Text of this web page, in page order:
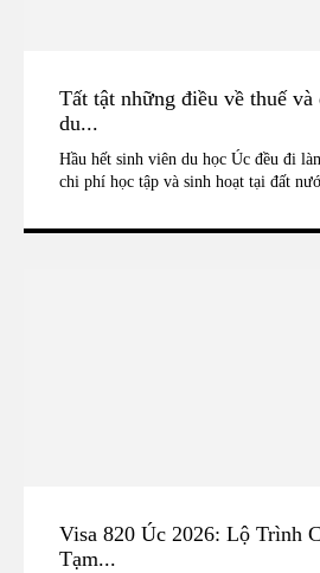
Tất tật những điều về thuế và
du...
Hầu hết sinh viên du học Úc đều đi
chi phí học tập và sinh hoạt tại đất
Visa 820 Úc 2026: Lộ Trình
Tạm...